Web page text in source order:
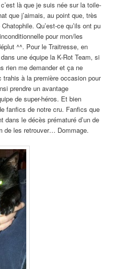
là que je suis née sur la toile-
que j’aimais, au point que, très
Qu’est-ce qu’ils ont pu
pour mon/les
^^. Pour le Traitresse, en
une équipe la K-Rot Team, si
rien me demander et ça ne
trahis à la première occasion pour
prendre un avantage
de super-héros. Et bien
fanfics de notre cru. Fanfics que
dans le décès prématuré d’un de
de les retrouver… Dommage.